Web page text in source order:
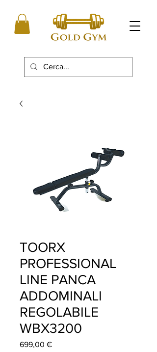
TOORX
PROFESSIONAL
LINE PANCA
ADDOMINALI
REGOLABILE
WBX3200
699,00 €Precio